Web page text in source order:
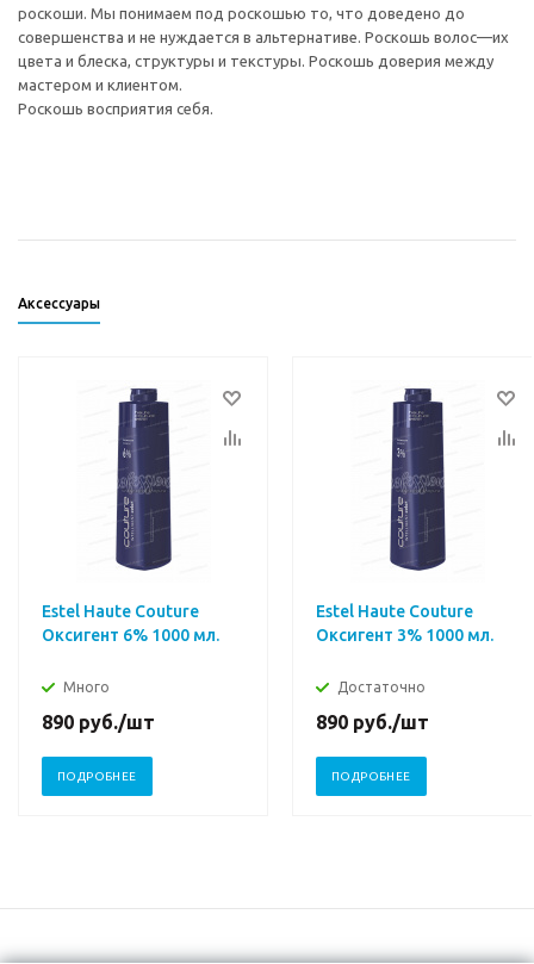
роскоши. Мы понимаем под роскошью то, что доведено до
совершенства и не нуждается в альтернативе. Роскошь волос—их
цвета и блеска, структуры и текстуры. Роскошь доверия между
мастером и клиентом.
Роскошь восприятия себя.
Аксессуары
Estel Haute Couture
Оксигент 6% 1000 мл.
Много
890 руб./шт
ПОДРОБНЕЕ
Estel Haute Couture
Оксигент 3% 1000 мл.
Достаточно
890 руб./шт
ПОДРОБНЕЕ